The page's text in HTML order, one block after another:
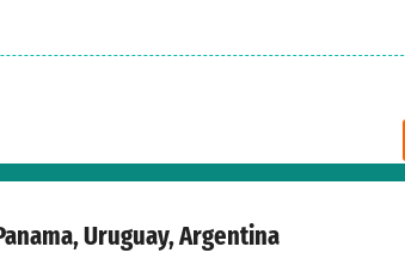
Uruguay, Argentina